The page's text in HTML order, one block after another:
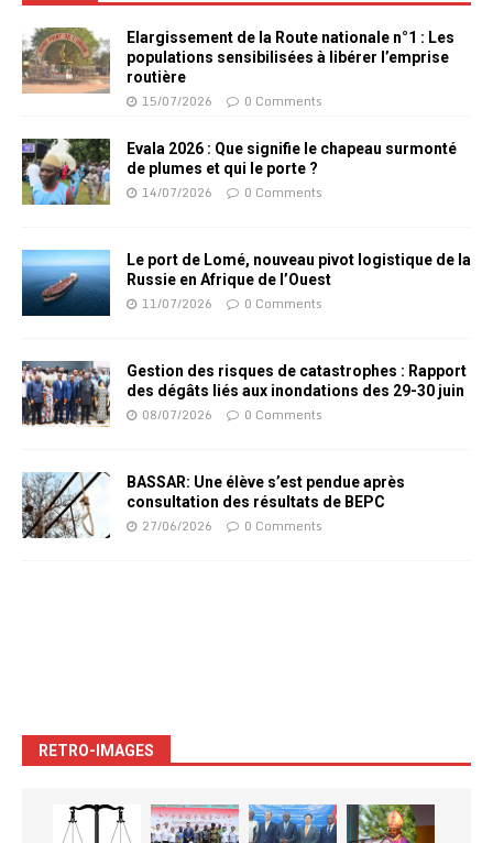
Elargissement de la Route nationale n°1 : Les
populations sensibilisées à libérer l’emprise
routière
15/07/2026 0 Comments
Evala 2026 : Que signifie le chapeau surmonté
de plumes et qui le porte ?
14/07/2026 0 Comments
Le port de Lomé, nouveau pivot logistique de la
Russie en Afrique de l’Ouest
11/07/2026 0 Comments
Gestion des risques de catastrophes : Rapport
des dégâts liés aux inondations des 29-30 juin
08/07/2026 0 Comments
BASSAR: Une élève s’est pendue après
consultation des résultats de BEPC
27/06/2026 0 Comments
RETRO-IMAGES